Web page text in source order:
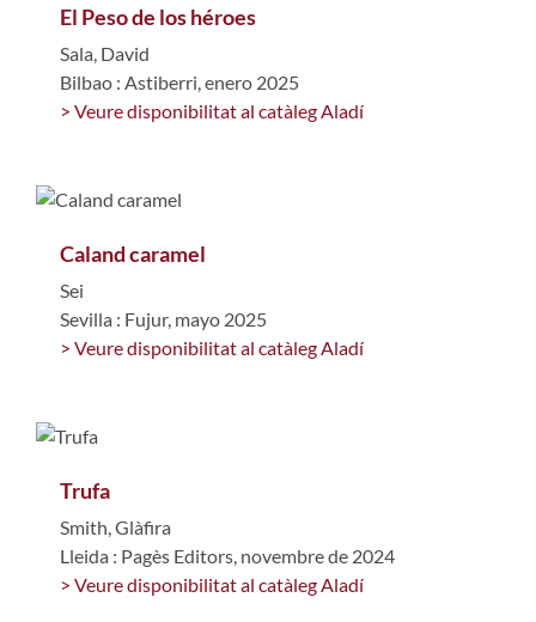
El Peso de los héroes
Sala, David
Bilbao : Astiberri, enero 2025
> Veure disponibilitat al catàleg Aladí
Caland caramel
Sei
Sevilla : Fujur, mayo 2025
> Veure disponibilitat al catàleg Aladí
Trufa
Smith, Glàfira
Lleida : Pagès Editors, novembre de 2024
> Veure disponibilitat al catàleg Aladí